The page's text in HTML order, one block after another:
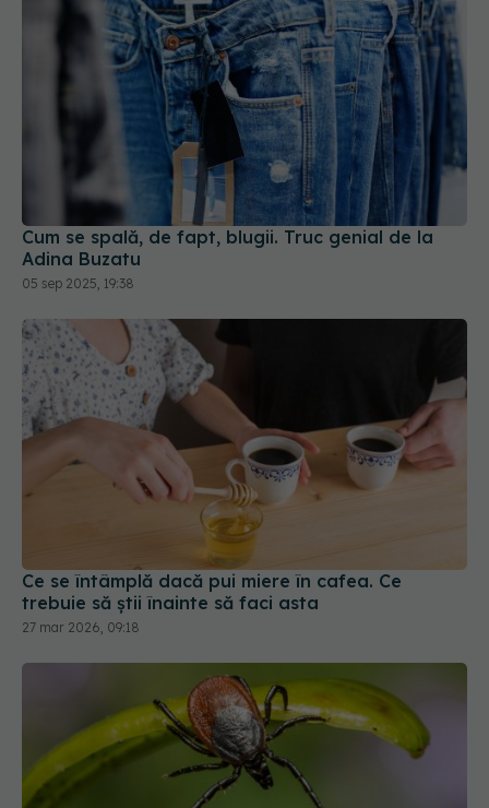
Cum se spală, de fapt, blugii. Truc genial de la
Adina Buzatu
05 sep 2025, 19:38
Ce se întâmplă dacă pui miere în cafea. Ce
trebuie să știi înainte să faci asta
27 mar 2026, 09:18